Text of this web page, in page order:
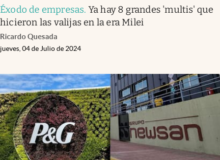
Éxodo de empresas. Ya hay 8 grandes 'multis' que
hicieron las valijas en la era Milei
Ricardo Quesada
jueves, 04 de Julio de 2024